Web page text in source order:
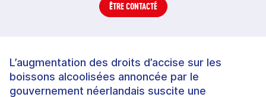
ÊTRE CONTACTÉ
L’augmentation des droits d’accise sur les
boissons alcoolisées annoncée par le
gouvernement néerlandais suscite une